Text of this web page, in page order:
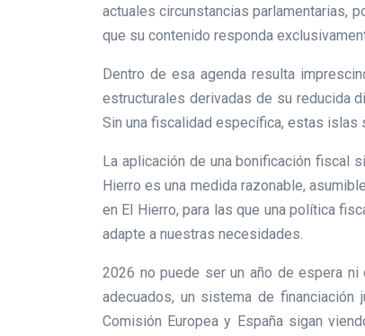
actuales circunstancias parlamentarias,
que su contenido responda
Dentro de esa agenda resulta
estructurales derivadas de su reducida
Sin una fiscalidad específica, estas islas
La aplicación de una bonificación fiscal
Hierro es una medida razonable,
en El Hierro, para las que una política
adapte a nuestras necesidades.
2026 no puede ser un año de espera
adecuados, un sistema de financiación
Comisión Europea y España sigan